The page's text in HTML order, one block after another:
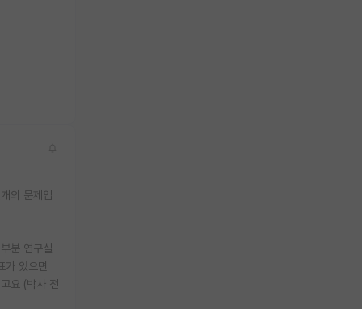
의 문제입
분 연구실
가 있으면
요 (박사 전